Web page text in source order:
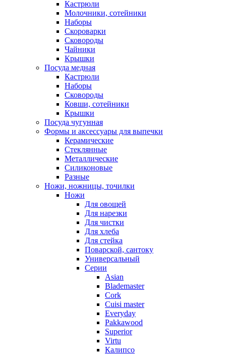
Кастрюли
Молочники, сотейники
Наборы
Скороварки
Сковороды
Чайники
Крышки
Посуда медная
Кастрюли
Наборы
Сковороды
Ковши, сотейники
Крышки
Посуда чугунная
Формы и аксессуары для выпечки
Керамические
Стеклянные
Металлические
Силиконовые
Разные
Ножи, ножницы, точилки
Ножи
Для овощей
Для нарезки
Для чистки
Для хлеба
Для стейка
Поварской, сантоку
Универсальный
Серии
Asian
Blademaster
Cork
Cuisi master
Everyday
Pakkawood
Superior
Virtu
Калипсо